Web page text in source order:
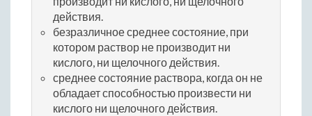
действия.
безразличное среднее состояние, при
котором раствор не производит ни
кислого, ни щелочного действия.
среднее состояние раствора, когда он не
обладает способностью произвести ни
кислого ни щелочного действия.